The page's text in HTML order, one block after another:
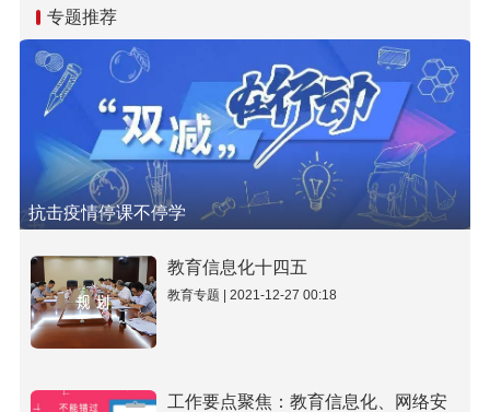
新能力
专题推荐
抗击疫情停课不停学
教育信息化十四五
教育专题 | 2021-12-27 00:18
工作要点聚焦：教育信息化、网络安